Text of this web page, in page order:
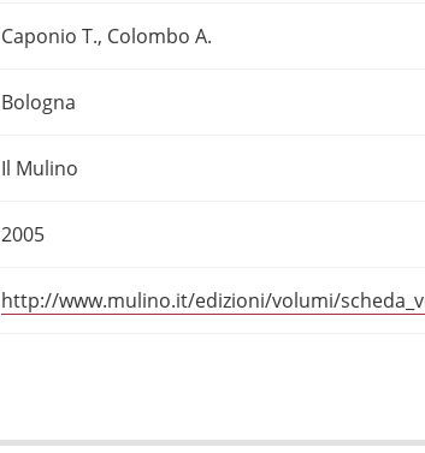
Caponio T., Colombo A.
Bologna
Il Mulino
2005
http://www.mulino.it/edizioni/volumi/